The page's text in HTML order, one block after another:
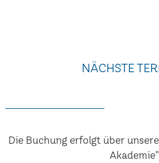
NÄCHSTE
Die Buchung erfolgt über
Akademie"